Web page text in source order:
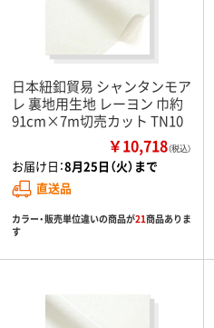
日本紐釦貿易 シャンタンモア
レ 裏地用生地 レーヨン 巾約
91cm×7m切売カット TN10
￥10,718（税込）
お届け日：8月25日（火）まで
直送品
カラー・販売単位違いの商品が21商品ありま
す